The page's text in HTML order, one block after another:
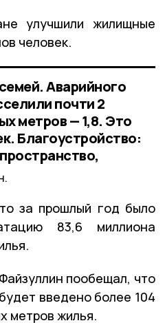
улучшили жилищные
человек.
Аварийного
почти 2
метров — 1,8. Это
Благоустройство:
за прошлый год было
83,6 миллиона
пообещал, что
введено более 104
метров жилья.